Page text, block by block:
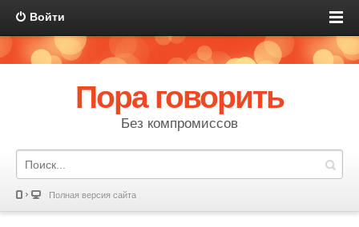
Войти
Пора говорить
Без компромиссов
Полная версия сайта